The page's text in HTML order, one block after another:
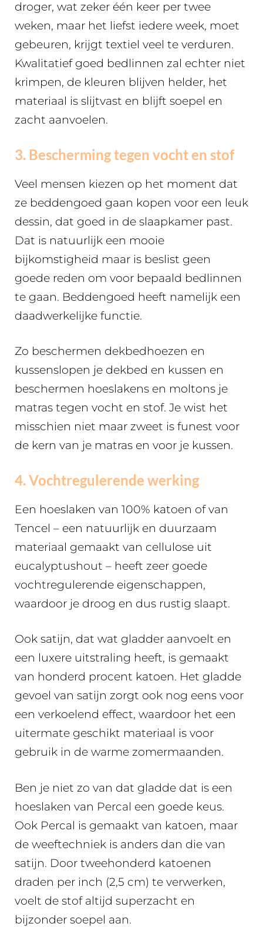
droger, wat zeker één keer per twee
weken, maar het liefst iedere week, moet
gebeuren, krijgt textiel veel te verduren.
Kwalitatief goed bedlinnen zal echter niet
krimpen, de kleuren blijven helder, het
materiaal is slijtvast en blijft soepel en
zacht aanvoelen.
3. Bescherming tegen vocht en stof
Veel mensen kiezen op het moment dat
ze beddengoed gaan kopen voor een leuk
dessin, dat goed in de slaapkamer past.
Dat is natuurlijk een mooie
bijkomstigheid maar is beslist geen
goede reden om voor bepaald bedlinnen
te gaan. Beddengoed heeft namelijk een
daadwerkelijke functie.
Zo beschermen dekbedhoezen en
kussenslopen je dekbed en kussen en
beschermen hoeslakens en moltons je
matras tegen vocht en stof. Je wist het
misschien niet maar zweet is funest voor
de kern van je matras en voor je kussen.
4. Vochtregulerende werking
Een hoeslaken van 100% katoen of van
Tencel – een natuurlijk en duurzaam
materiaal gemaakt van cellulose uit
eucalyptushout – heeft zeer goede
vochtregulerende eigenschappen,
waardoor je droog en dus rustig slaapt.
Ook satijn, dat wat gladder aanvoelt en
een luxere uitstraling heeft, is gemaakt
van honderd procent katoen. Het gladde
gevoel van satijn zorgt ook nog eens voor
een verkoelend effect, waardoor het een
uitermate geschikt materiaal is voor
gebruik in de warme zomermaanden.
Ben je niet zo van dat gladde dat is een
hoeslaken van Percal een goede keus.
Ook Percal is gemaakt van katoen, maar
de weeftechniek is anders dan die van
satijn. Door tweehonderd katoenen
draden per inch (2,5 cm) te verwerken,
voelt de stof altijd superzacht en
bijzonder soepel aan.